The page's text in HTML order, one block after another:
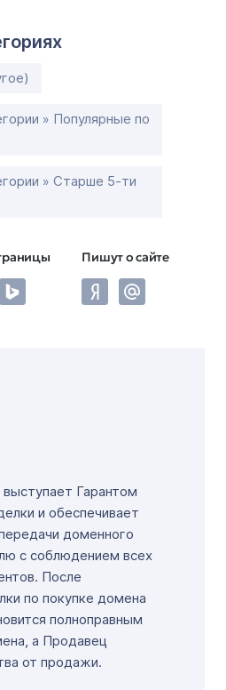
» Популярные по
» Старше 5-ти
Пишут о сайте
Гарантом
и обеспечивает
доменного
с соблюдением всех
После
по покупке домена
полноправным
а Продавец
от продажи.